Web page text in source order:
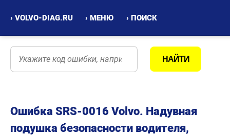
› VOLVO-DIAG.RU › МЕНЮ › ПОИСК
Ошибка SRS-0016 Volvo. Надувная
подушка безопасности водителя,